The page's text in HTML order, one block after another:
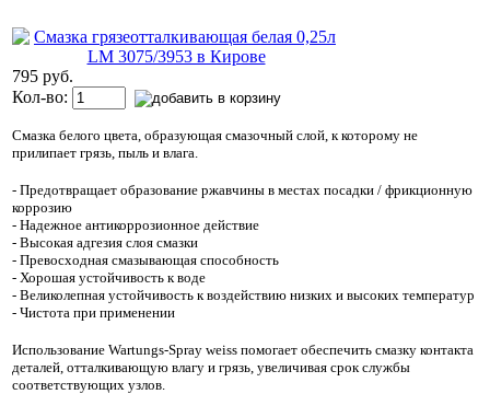
795 руб.
Кол-во:
Смазка белого цвета, образующая смазочный слой, к которому не
прилипает грязь, пыль и влага.
- Предотвращает образование ржавчины в местах посадки / фрикционную
коррозию
- Надежное антикоррозионное действие
- Высокая адгезия слоя смазки
- Превосходная смазывающая способность
- Хорошая устойчивость к воде
- Великолепная устойчивость к воздействию низких и высоких температур
- Чистота при применении
Использование Wartungs-Spray weiss помогает обеспечить смазку контакта
деталей, отталкивающую влагу и грязь, увеличивая срок службы
соответствующих узлов.